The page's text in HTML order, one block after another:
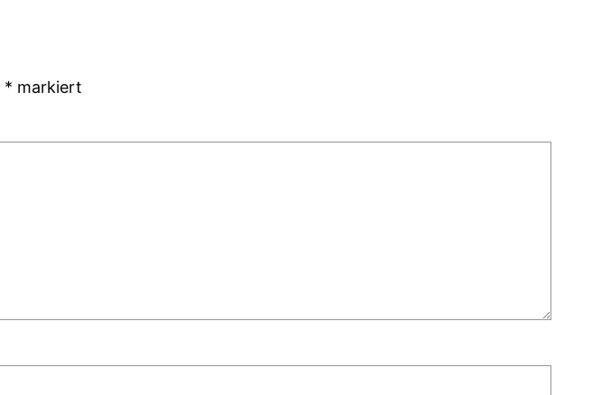
* markiert